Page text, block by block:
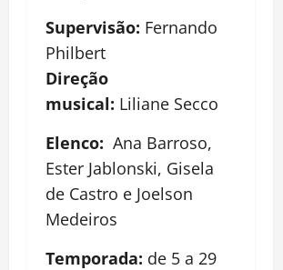
Supervisão: Fernando
Philbert
Direção
musical: Liliane Secco
Elenco: Ana Barroso,
Ester Jablonski, Gisela
de Castro e Joelson
Medeiros
Temporada: de 5 a 29